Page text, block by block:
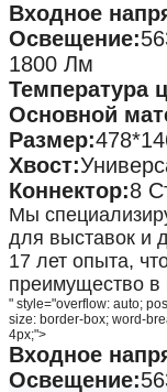
Входное
Освещение:
1800 Лм
Температура
Основной
Размер:
Хвост:
Коннектор:8
Мы
для выставок и
17 лет опыта,
преимущество в
" style="overflow: auto;
size: border-box; word-
4px;">
Входное
Освещение: